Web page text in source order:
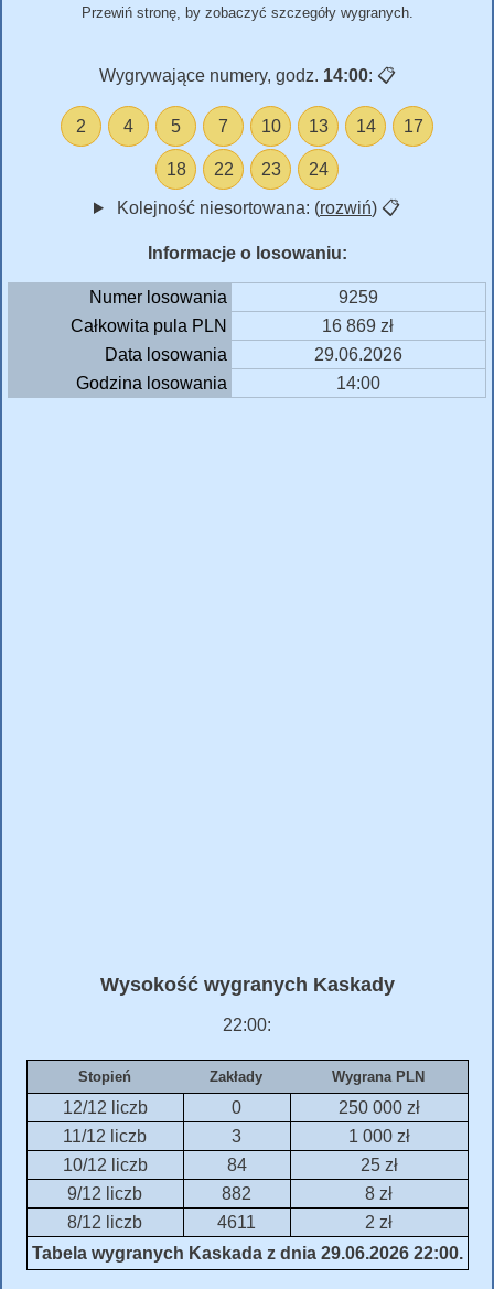
Przewiń stronę, by zobaczyć szczegóły wygranych.
Wygrywające numery, godz. 14:00: 📋
2 4 5 7 10 13 14 17
18 22 23 24
Kolejność niesortowana: (rozwiń) 📋
Informacje o losowaniu:
Numer losowania
9259
Całkowita pula PLN
16 869 zł
Data losowania
29.06.2026
Godzina losowania
14:00
Wysokość wygranych Kaskady
22:00:
Stopień Zakłady Wygrana PLN
12/12 liczb 0
250 000 zł
11/12 liczb
3
1 000 zł
10/12 liczb
84
25 zł
9/12 liczb
882
8 zł
8/12 liczb
4611
2 zł
Tabela wygranych Kaskada z dnia 29.06.2026 22:00.